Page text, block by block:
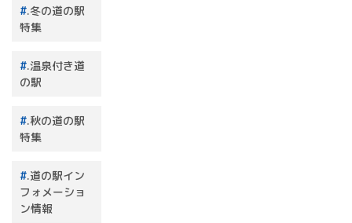
.冬の道の駅
特集
.温泉付き道
の駅
.秋の道の駅
特集
.道の駅イン
フォメーショ
ン情報